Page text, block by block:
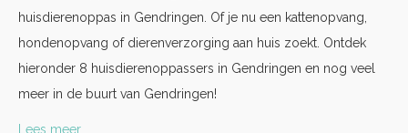
huisdierenoppas in Gendringen. Of je nu een kattenopvang,
hondenopvang of dierenverzorging aan huis zoekt. Ontdek
hieronder 8 huisdierenoppassers in Gendringen en nog veel
meer in de buurt van Gendringen!
Lees meer